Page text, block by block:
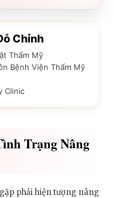
Chỉnh
Thẩm Mỹ
Bệnh Viện Thẩm Mỹ
Clinic
Trạng Nâng
phải hiện tượng nâng